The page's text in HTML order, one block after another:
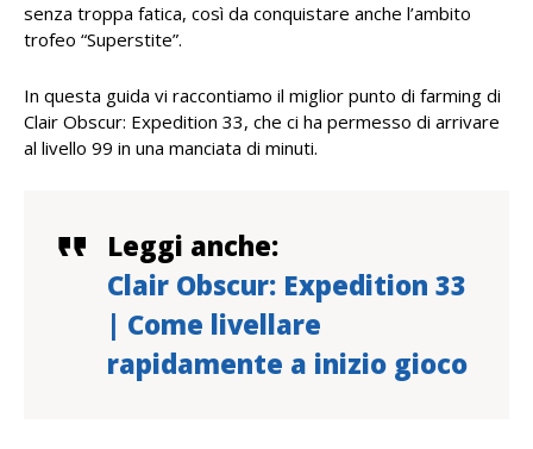
senza troppa fatica, così da conquistare anche l’ambito
trofeo “Superstite”.
In questa guida vi raccontiamo il miglior punto di farming di
Clair Obscur: Expedition 33, che ci ha permesso di arrivare
al livello 99 in una manciata di minuti.
Leggi anche:
Clair Obscur: Expedition 33
| Come livellare
rapidamente a inizio gioco